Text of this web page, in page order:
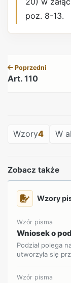
poz. 8-13.
Poprzedni
Art. 110
Wzory4 W
Zobacz także
Wzory
Wzór pisma
Wniosek o
Podział polega
utworzyła się
Wzór pisma